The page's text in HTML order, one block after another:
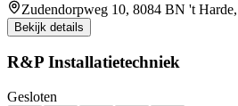
Zudendorpweg 10, 8084 BN 't
Bekijk details
R&P Installatietechniek
Gesloten